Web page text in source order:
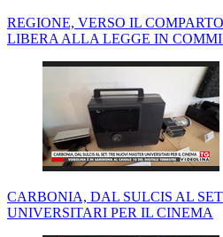
REGIONE, VERSO IL
LIBERA ALLA LEGGE IN
CARBONIA, DAL SULCIS AL
UNIVERSITARI PER IL CINEMA